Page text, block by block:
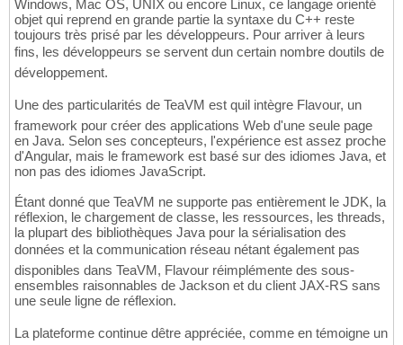
Windows, Mac OS, UNIX ou encore Linux, ce langage orienté
objet qui reprend en grande partie la syntaxe du C++ reste
toujours très prisé par les développeurs. Pour arriver à leurs
fins, les développeurs se servent dun certain nombre doutils de
développement.
Une des particularités de TeaVM est quil intègre Flavour, un
framework pour créer des applications Web d'une seule page
en Java. Selon ses concepteurs, l'expérience est assez proche
d'Angular, mais le framework est basé sur des idiomes Java, et
non pas des idiomes JavaScript.
Étant donné que TeaVM ne supporte pas entièrement le JDK, la
réflexion, le chargement de classe, les ressources, les threads,
la plupart des bibliothèques Java pour la sérialisation des
données et la communication réseau nétant également pas
disponibles dans TeaVM, Flavour réimplémente des sous-
ensembles raisonnables de Jackson et du client JAX-RS sans
une seule ligne de réflexion.
La plateforme continue dêtre appréciée, comme en témoigne un